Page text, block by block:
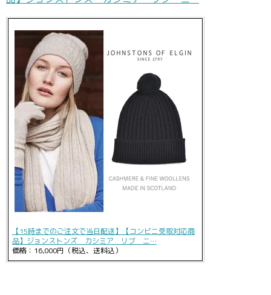
【15時までのご注文で当日配送】【コンビニ受取対応商
品】ジョンストンズ カシミア リブ ニ…
価格：16,000円（税込、送料込）